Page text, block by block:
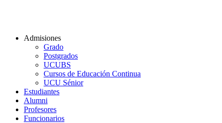
Admisiones
Grado
Postgrados
UCUBS
Cursos de Educación Continua
UCU Sénior
Estudiantes
Alumni
Profesores
Funcionarios